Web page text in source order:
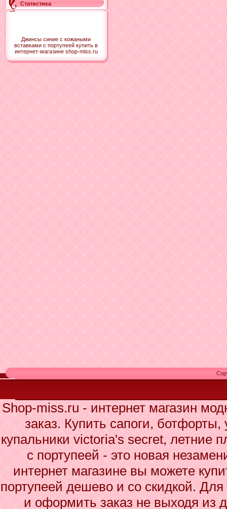
Статистика
Джинсы синие с кожаными
вставками с портупеей купить в
интернет-магазине shop-miss.ru
Shop-miss.ru - интернет магазин
заказ. Купить сапоги,
купальники victoria's secret, летние
с портупеей - это новая
интернет магазине вы можете
портупеей дешево и со скидкой. Для
и оформить заказ не выходя из